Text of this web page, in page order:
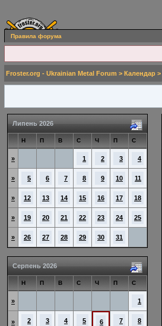
Правила форума
Froster.org - Ukrainian Metal Forum > Календар >
Липень 2026
Н П В С Ч П С
» 1 2 3 4
» 5 6 7 8 9 10 11
» 12 13 14 15 16 17 18
» 19 20 21 22 23 24 25
» 26 27 28 29 30 31
Серпень 2026
Н П В С Ч П С
» 1
» 2 3 4 5 6 7 8